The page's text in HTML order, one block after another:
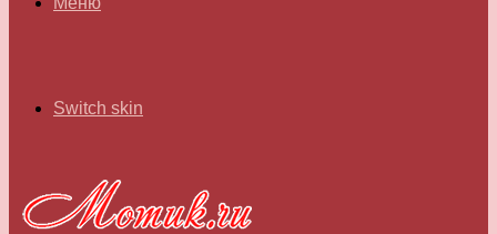
Switch skin